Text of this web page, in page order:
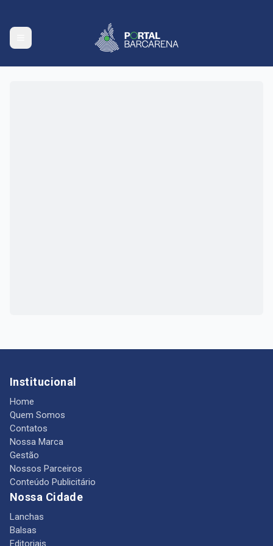
Institucional
Home
Quem Somos
Contatos
Nossa Marca
Gestão
Nossos Parceiros
Conteúdo Publicitário
Nossa Cidade
Lanchas
Balsas
Editoriais